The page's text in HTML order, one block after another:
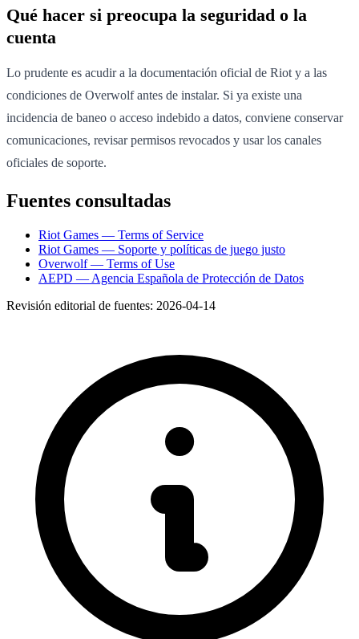
Qué hacer si preocupa la seguridad o la
cuenta
Lo prudente es acudir a la documentación oficial de Riot y a las
condiciones de Overwolf antes de instalar. Si ya existe una
incidencia de baneo o acceso indebido a datos, conviene conservar
comunicaciones, revisar permisos revocados y usar los canales
oficiales de soporte.
Fuentes consultadas
Riot Games — Terms of Service
Riot Games — Soporte y políticas de juego justo
Overwolf — Terms of Use
AEPD — Agencia Española de Protección de Datos
Revisión editorial de fuentes: 2026-04-14